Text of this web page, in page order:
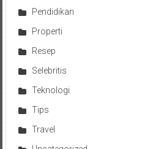
Pendidikan
Properti
Resep
Selebritis
Teknologi
Tips
Travel